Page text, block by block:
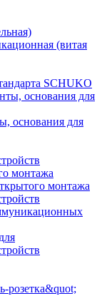
(витая
SCHUKO
основания для
монтажа
монтажа
розетка&quot;